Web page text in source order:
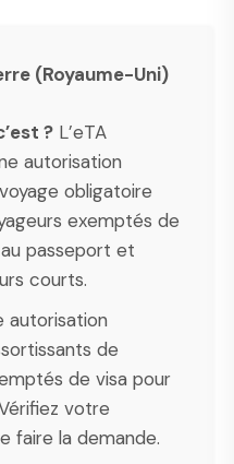
(Royaume-Uni)
? L’eTA
autorisation
obligatoire
exemptés de
passeport et
courts.
autorisation
de
de visa pour
votre
faire la demande.